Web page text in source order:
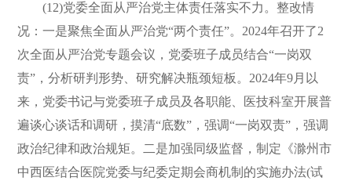
(12)党委全面从严治党主体责任落实不力。整改情
况：一是聚焦全面从严治党“两个责任”。2024年召开了2
次全面从严治党专题会议，党委班子成员结合“一岗双
责”，分析研判形势、研究解决瓶颈短板。2024年9月以
来，党委书记与党委班子成员及各职能、医技科室开展普
遍谈心谈话和调研，摸清“底数”，强调“一岗双责”，强调
政治纪律和政治规矩。二是加强同级监督，制定《滁州市
中西医结合医院党委与纪委定期会商机制的实施办法(试